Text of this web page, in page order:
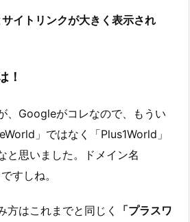
イトリンクが大きく表示され
！
、Googleがコレなので、もうい
」ではなく「Plus1World」
と思いました。ドメイン名
ですしね。
方はこれまでと同じく 「プラスワ